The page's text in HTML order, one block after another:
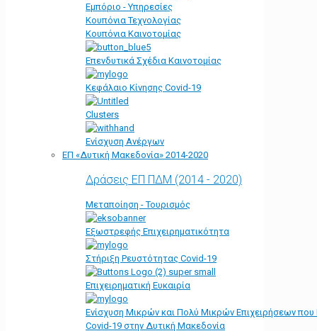
Εμπόριο - Υπηρεσίες
Κουπόνια Τεχνολογίας
Κουπόνια Καινοτομίας
Επενδυτικά Σχέδια Καινοτομίας
Κεφάλαιο Κίνησης Covid-19
Clusters
Ενίσχυση Ανέργων
ΕΠ «Δυτική Μακεδονία» 2014-2020
Δράσεις ΕΠ ΠΔΜ (2014 - 2020)
Μεταποίηση - Τουρισμός
Εξωστρεφής Επιχειρηματικότητα
Στήριξη Ρευστότητας Covid-19
Επιχειρηματική Ευκαιρία
Ενίσχυση Μικρών και Πολύ Μικρών Επιχειρήσεων
Covid-19 στην Δυτική Μακεδονία